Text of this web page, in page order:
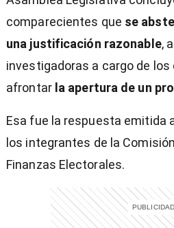
comparecientes que se
una justificación razonable,
investigadoras a cargo de los
afrontarla apertura de un
Esa fue la respuesta emitida
los integrantes de la
Finanzas Electorales.